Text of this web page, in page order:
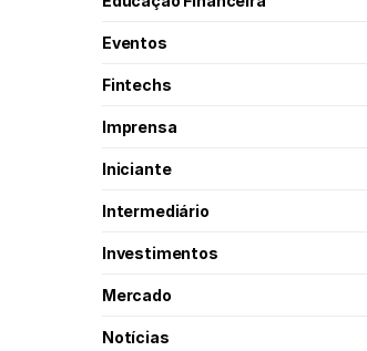
Eventos
Fintechs
Imprensa
Iniciante
Intermediário
Investimentos
Mercado
Notícias